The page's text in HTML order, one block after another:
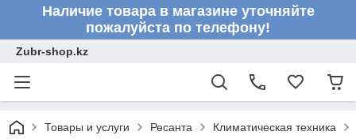
Наличие товара в магазине уточняйте
пожалуйста по телефону!
Zubr-shop.kz
Товары и услуги Ресанта Климатическая техника